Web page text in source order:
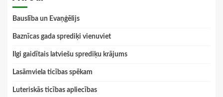
Bauslība un Evaņģēlijs
Baznīcas gada sprediķi vienuviet
Ilgi gaidītais latviešu sprediķu krājums
Lasāmviela ticības spēkam
Luteriskās ticības apliecības